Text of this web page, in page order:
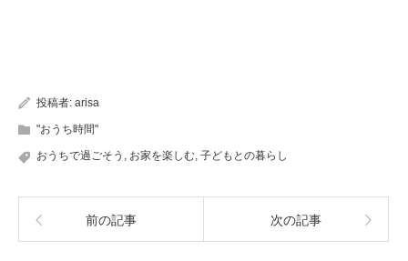
投稿者: arisa
"おうち時間"
おうちで過ごそう お家を楽しむ 子どもとの暮らし
前の記事 次の記事